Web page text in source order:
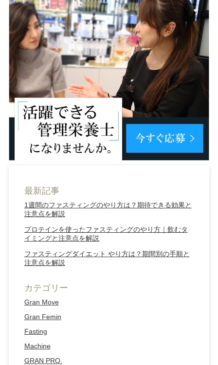
最新記事
1週間のファスティングのやり方は？期待できる効果と
注意点を解説
プロテインを使ったファスティングのやり方｜飲むタ
イミングと注意点を解説
ファスティングダイエット やり方は？期間別の手順と
注意点を解説
カテゴリー
Gran Move
Gran Femin
Fasting
Machine
GRAN PRO.